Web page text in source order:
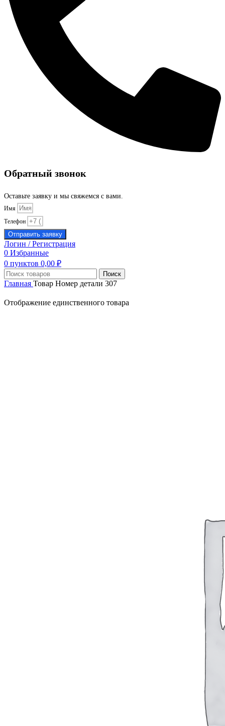
Обратный звонок
Оставьте заявку и мы свяжемся с вами.
Имя
Телефон
Отправить заявку
Логин / Регистрация
0 Избранные
0 пунктов 0,00 ₽
Поиск
Главная Товар Номер детали 307
Отображение единственного товара